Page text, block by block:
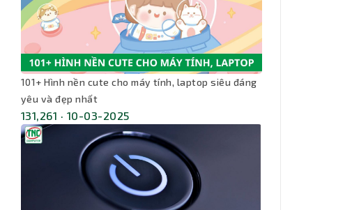
101+ Hình nền cute cho máy tính, laptop siêu đáng
yêu và đẹp nhất
131,261 · 10-03-2025